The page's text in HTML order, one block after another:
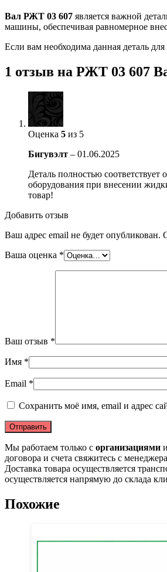
Вал РЖТ 03 607 является важной
машины, обеспечивая равномерное
Если вам необходима данная деталь
1 отзыв на РЖТ 03 607
Оценка 5 из 5
Бигувэлт – 01.06.2025
Деталь полностью
оборудования при внесении
товар!
Добавить отзыв
Ваш адрес email не будет опубликован.
Ваша оценка *
Ваш отзыв *
Имя *
Email *
Сохранить моё имя, email и адрес
Мы работаем только с организациями
договора и счета свяжитесь с
Доставка товара осуществляется
осуществляется напрямую до склада
Похожие